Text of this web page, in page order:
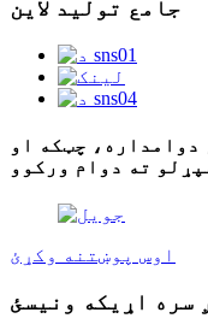
جامع تولید لاین
چټکه او
اوس پوښتنه وکړئ
سره اړیکه ونیسئ